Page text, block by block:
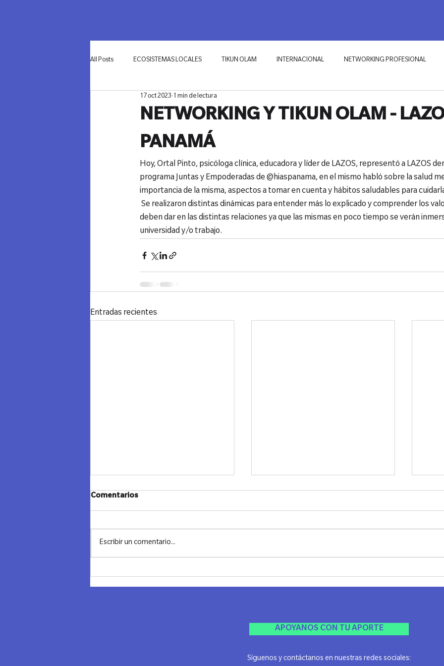
All Posts ECOSISTEMAS LOCALES TIKUN OLAM INTERNACIONAL NETWORKING PROFESIONAL
INNOVACIÓN
NETWORKING Y TIKUN OLAM -
PANAMÁ
17 oct 2023 1 min de lectura
Hoy, Ortal Pinto, psicóloga clínica, educadora y líder de LAZOS, representó a LAZOS
programa Juntas y Empoderadas de @hiaspanama, en el mismo habló sobre la salud
importancia de la misma, aspectos a tomar en cuenta y hábitos saludables para
Se realizaron distintas dinámicas para entender más lo explicado y comprender los
deben dar en las distintas relaciones ya que las mismas en poco tiempo se verán
universidad y/o trabajo.
Entradas recientes
Cata Filosófica en Rosario
Comentarios
Escribir un comentario...
APOYANOS CON TU APORTE
Síguenos y contáctanos en nuestras redes sociales: